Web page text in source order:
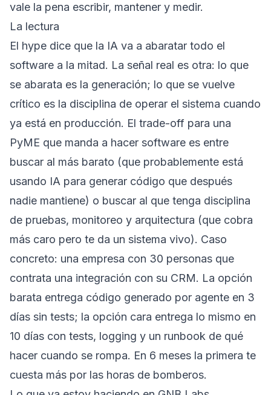
vale la pena escribir, mantener y medir.
La lectura
El hype dice que la IA va a abaratar todo el
software a la mitad. La señal real es otra: lo que
se abarata es la generación; lo que se vuelve
crítico es la disciplina de operar el sistema cuando
ya está en producción. El trade-off para una
PyME que manda a hacer software es entre
buscar al más barato (que probablemente está
usando IA para generar código que después
nadie mantiene) o buscar al que tenga disciplina
de pruebas, monitoreo y arquitectura (que cobra
más caro pero te da un sistema vivo). Caso
concreto: una empresa con 30 personas que
contrata una integración con su CRM. La opción
barata entrega código generado por agente en 3
días sin tests; la opción cara entrega lo mismo en
10 días con tests, logging y un runbook de qué
hacer cuando se rompa. En 6 meses la primera te
cuesta más por las horas de bomberos.